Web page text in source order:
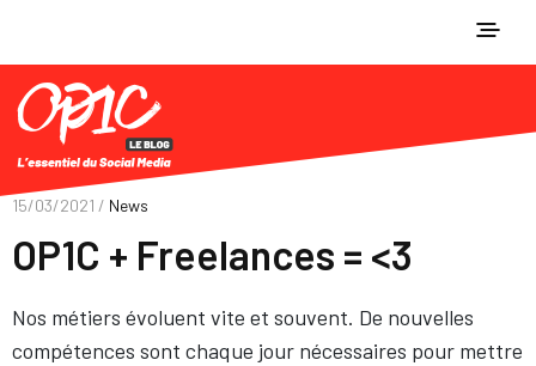
15/03/2021 / News
OP1C + Freelances = <3
Nos métiers évoluent vite et souvent. De nouvelles
compétences sont chaque jour nécessaires pour mettre